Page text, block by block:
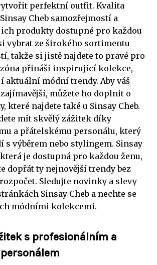
perfektní outfit. Kvalita
Cheb samozřejmostí a
produkty dostupné pro každou
vybrat ze širokého sortimentu
takže si jistě najdete to pravé pro
přináší inspirující kolekce,
módní trendy. Aby váš
můžete ho doplnit o
které najdete také u Sinsay Cheb.
mít skvělý zážitek díky
a přátelskému personálu, který
s výběrem nebo stylingem. Sinsay
která je dostupná pro každou ženu,
dopřát ty nejnovější trendy bez
Sledujte novinky a slevy
Sinsay Cheb a nechte se
módními kolekcemi.
s profesionálním a